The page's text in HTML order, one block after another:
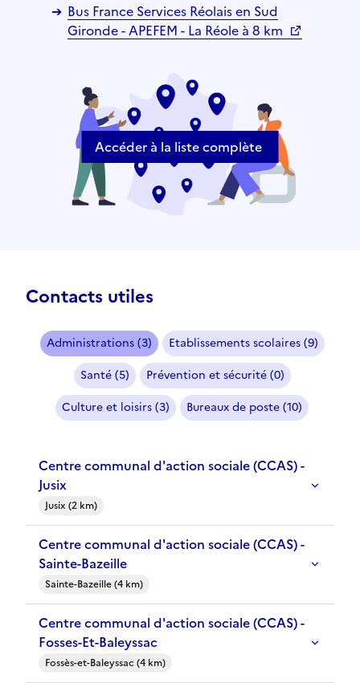
Bus France Services Réolais en Sud
Gironde - APEFEM - La Réole à 8 km
Accéder à la liste complète
Contacts utiles
Administrations (3)
Etablissements scolaires (9)
Santé (5)
Prévention et sécurité (0)
Culture et loisirs (3)
Bureaux de poste (10)
Centre communal d'action sociale (CCAS) -
Jusix
Jusix (2 km)
Centre communal d'action sociale (CCAS) -
Sainte-Bazeille
Sainte-Bazeille (4 km)
Centre communal d'action sociale (CCAS) -
Fosses-Et-Baleyssac
Fossès-et-Baleyssac (4 km)